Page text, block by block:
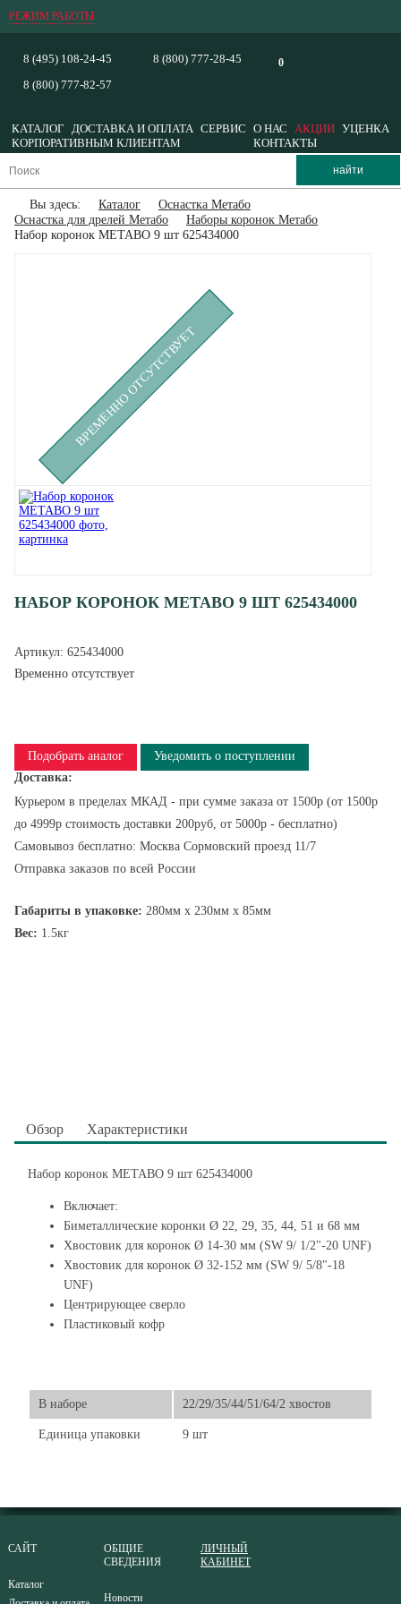
РЕЖИМ РАБОТЫ
0
8 (495) 108-24-45
8 (800) 777-82-57
8 (800) 777-28-45
КАТАЛОГ ДОСТАВКА И ОПЛАТА СЕРВИС О НАС АКЦИИ УЦЕНКА
КОРПОРАТИВНЫМ КЛИЕНТАМ
КОНТАКТЫ
Вы здесь: Каталог
Оснастка Метабо
Оснастка для дрелей Метабо
Наборы коронок Метабо
Набор коронок METABO 9 шт 625434000
ВРЕМЕННО ОТСУТСТВУЕТ
НАБОР КОРОНОК METABO 9 ШТ 625434000
Артикул: 625434000
Временно отсутствует
Подобрать аналог
Уведомить о поступлении
Доставка:
Курьером в пределах МКАД - при сумме заказа от 1500р (от 1500р
до 4999р стоимость доставки 200руб, от 5000р - бесплатно)
Самовывоз бесплатно: Москва Сормовский проезд 11/7
Отправка заказов по всей России
Габариты в упаковке: 280мм x 230мм x 85мм
Вес: 1.5кг
Обзор Характеристики
Набор коронок METABO 9 шт 625434000
Включает:
Биметаллические коронки Ø 22, 29, 35, 44, 51 и 68 мм
Хвостовик для коронок Ø 14-30 мм (SW 9/ 1/2"-20 UNF)
Хвостовик для коронок Ø 32-152 мм (SW 9/ 5/8"-18
UNF)
Центрирующее сверло
Пластиковый кофр
В наборе 22/29/35/44/51/64/2 хвостов
Единица упаковки 9 шт
САЙТ
Каталог
ОБЩИЕ
СВЕДЕНИЯ
Новости
ЛИЧНЫЙ
КАБИНЕТ